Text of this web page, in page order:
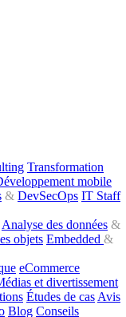
Transformation
mobile
& DevSecOps IT Staff
Analyse des données &
objets Embedded &
eCommerce
et divertissement
Études de cas Avis
Blog Conseils